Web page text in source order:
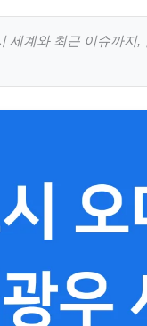
세계와 최근 이슈까지